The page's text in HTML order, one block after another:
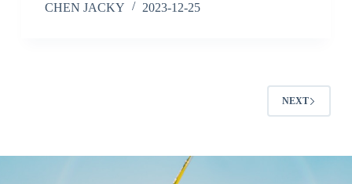
CHEN JACKY 2023-12-25
NEXT